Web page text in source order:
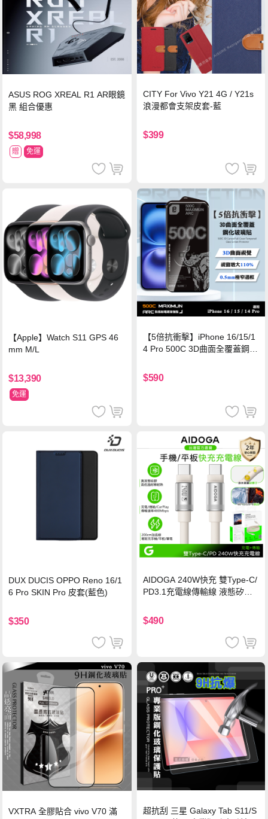
ASUS ROG XREAL R1 AR眼鏡
黑 組合優惠
$58,998
贈 免運
CITY For Vivo Y21 4G / Y21s
浪漫都會支架皮套-藍
$399
【Apple】Watch S11 GPS 46
mm M/L
$13,390
免運
【5倍抗衝擊】iPhone 16/15/1
4 Pro 500C 3D曲面全覆蓋鋼化
保護貼
$590
DUX DUCIS OPPO Reno 16/1
6 Pro SKIN Pro 皮套(藍色)
$350
AIDOGA 240W快充 雙Type-C/
PD3.1充電線傳輸線 液態矽膠
機/平板/筆電
$490
VXTRA 全膠貼合 vivo V70 滿
超抗刮 三星 Galaxy Tab S11/S